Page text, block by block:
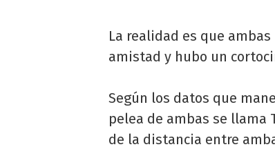
La realidad es que
amistad y hubo un
Según los datos que
pelea de ambas se llama
de la distancia entre